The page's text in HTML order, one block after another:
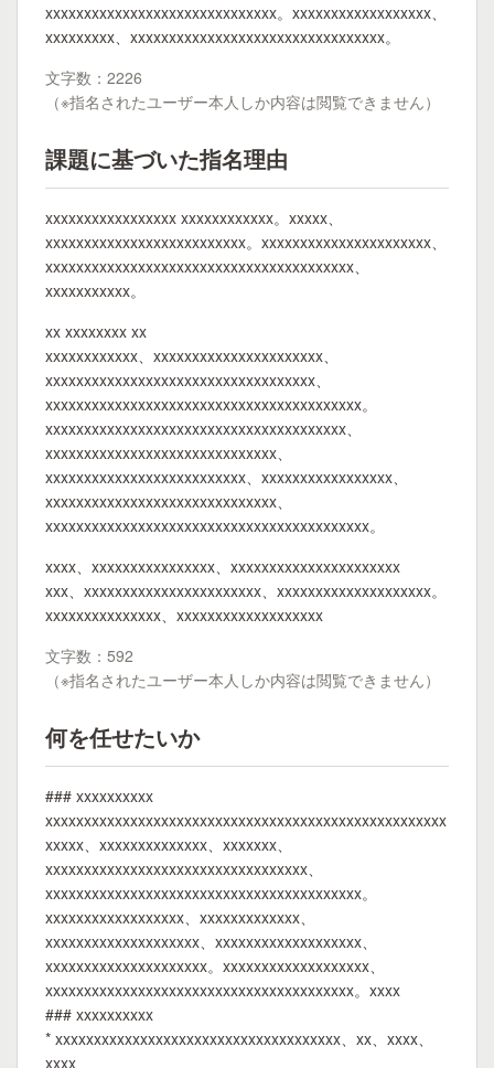
xxxxxxxxxxxxxxxxxxxxxxxxxxxxxx。xxxxxxxxxxxxxxxxxx、
xxxxxxxxx、xxxxxxxxxxxxxxxxxxxxxxxxxxxxxxxxx。
文字数：2226
（※指名されたユーザー本人しか内容は閲覧できません）
課題に基づいた指名理由
xxxxxxxxxxxxxxxxx xxxxxxxxxxxx。xxxxx、
xxxxxxxxxxxxxxxxxxxxxxxxxx。xxxxxxxxxxxxxxxxxxxxxx、
xxxxxxxxxxxxxxxxxxxxxxxxxxxxxxxxxxxxxxxx、
xxxxxxxxxxx。
xx xxxxxxxx xx
xxxxxxxxxxxx、xxxxxxxxxxxxxxxxxxxxxx、
xxxxxxxxxxxxxxxxxxxxxxxxxxxxxxxxxxx、
xxxxxxxxxxxxxxxxxxxxxxxxxxxxxxxxxxxxxxxxx。
xxxxxxxxxxxxxxxxxxxxxxxxxxxxxxxxxxxxxxx、
xxxxxxxxxxxxxxxxxxxxxxxxxxxxxx、
xxxxxxxxxxxxxxxxxxxxxxxxxx、xxxxxxxxxxxxxxxxx、
xxxxxxxxxxxxxxxxxxxxxxxxxxxxxx、
xxxxxxxxxxxxxxxxxxxxxxxxxxxxxxxxxxxxxxxxxx。
xxxx、xxxxxxxxxxxxxxxx、xxxxxxxxxxxxxxxxxxxxxx
xxx、xxxxxxxxxxxxxxxxxxxxxxx、xxxxxxxxxxxxxxxxxxxx。
xxxxxxxxxxxxxxx、xxxxxxxxxxxxxxxxxxx
文字数：592
（※指名されたユーザー本人しか内容は閲覧できません）
何を任せたいか
### xxxxxxxxxx
xxxxxxxxxxxxxxxxxxxxxxxxxxxxxxxxxxxxxxxxxxxxxxxxxxxx
xxxxx、xxxxxxxxxxxxxx、xxxxxxx、
xxxxxxxxxxxxxxxxxxxxxxxxxxxxxxxxxx、
xxxxxxxxxxxxxxxxxxxxxxxxxxxxxxxxxxxxxxxxx。
xxxxxxxxxxxxxxxxxx、xxxxxxxxxxxxx、
xxxxxxxxxxxxxxxxxxxx、xxxxxxxxxxxxxxxxxxx、
xxxxxxxxxxxxxxxxxxxxx。xxxxxxxxxxxxxxxxxxx、
xxxxxxxxxxxxxxxxxxxxxxxxxxxxxxxxxxxxxxxx。xxxx
### xxxxxxxxxx
* xxxxxxxxxxxxxxxxxxxxxxxxxxxxxxxxxxxxx、xx、xxxx、
xxxx